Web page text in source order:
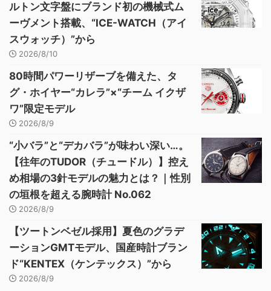
ルトン文字盤にブランド初の機械式ム
ーヴメント搭載、“ICE-WATCH（アイ
スウォッチ）”から
2026/8/10
80時間パワーリザーブを備えた、タ
グ・ホイヤー“カレラ”×“チーム イクザ
ワ”限定モデル
2026/8/9
“小バラ”と“デカバラ”が味わい深い…。
【往年のTUDOR（チュードル）】控え
め相場の3針モデルの魅力とは？｜性別
の垣根を超える腕時計 No.062
2026/8/9
【ツートンベゼル採用】夏色のグラデ
ーションGMTモデル、国産時計ブラン
ド“KENTEX（ケンテックス）”から
2026/8/9